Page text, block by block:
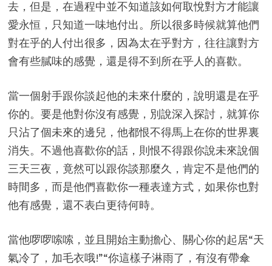
去，但是，在過程中並不知道該如何取悅對方才能讓
愛永恒，只知道一味地付出。所以很多時候就算他們
對在乎的人付出很多，因為太在乎對方，往往讓對方
會有些膩味的感覺，還是得不到所在乎人的喜歡。
當一個射手跟你談起他的未來什麼的，說明還是在乎
你的。要是他對你沒有感覺，別說深入探討，就算你
只沾了個未來的邊兒，他都恨不得馬上在你的世界裏
消失。不過他喜歡你的話，則恨不得跟你說未來說個
三天三夜，竟然可以跟你談那麼久，肯定不是他們的
時間多，而是他們喜歡你一種表達方式，如果你也對
他有感覺，還不表白更待何時。
當他啰啰嗦嗦，並且開始主動擔心、關心你的起居“天
氣冷了，加毛衣哦!”“你這樣子淋雨了，有沒有帶傘